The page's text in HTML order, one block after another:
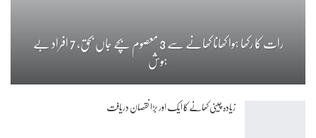
رات کا رکھا ہوا کھانا کھانے سے 3 معصوم بچے جاں بحق، 7 افراد بے
ہوش
زیادہ چینی کھانے کا ایک اور بڑا نقصان دریافت